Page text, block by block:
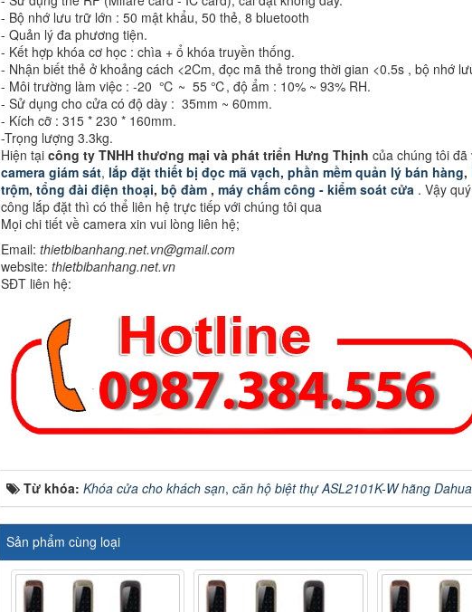
- Bộ nhớ lưu trữ lớn : 50 mật khẩu, 50 thẻ, 8 bluetooth
- Quản lý đa phương tiện.
- Kết hợp khóa cơ học : chìa + ổ khóa truyền thống.
- Nhận biết thẻ ở khoảng cách <2Cm, đọc mã thẻ trong thời gian <0.5s , bộ nhớ
- Môi trường làm việc : -20 ℃ ~ 55 ℃, độ ẩm : 10% ~ 93% RH.
- Sử dụng cho cửa có độ dày : 35mm ~ 60mm.
- Kích cỡ : 315 * 230 * 160mm.
-Trọng lượng 3.3kg.
Hiện tại công ty TNHH thương mại và phát triển Hưng Thịnh của chúng tôi
camera giám sát, lắp đặt thiết bị đọc mã vạch, phần mềm quản lý bán hàng,
trộm, tổng đài điện thoại, bộ đàm , máy chấm công - kiểm soát cửa . Vậy
công lắp đặt thì có thể liên hệ trực tiếp với chúng tôi qua
Mọi chi tiết về camera xin vui lòng liên hệ;
Email: thietbibanhang.net.vn@gmail.com
website: thietbibanhang.net.vn
SĐT liên hệ:
Từ khóa: Khóa cửa cho khách sạn, căn hộ biệt thự ASL2101K-W hãng Dahua
Sản phẩm cùng loại